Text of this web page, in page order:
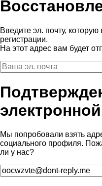
Введите эл. почту,
регистрации.
На этот адрес вам будет
Мы попробовали взять
социального профиля.
ли у нас?